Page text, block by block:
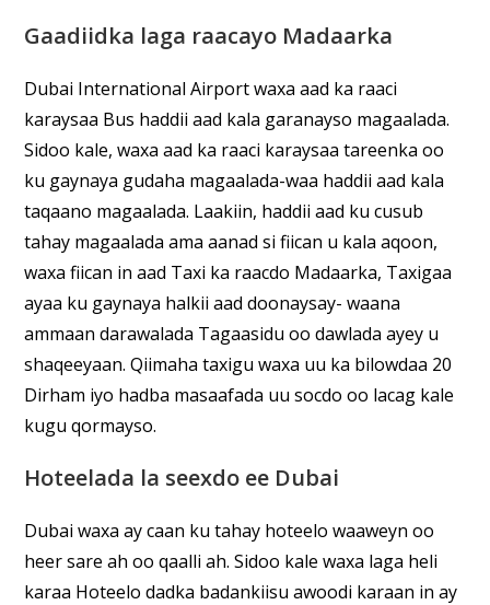
Gaadiidka laga raacayo Madaarka
Dubai International Airport waxa aad ka raaci
karaysaa Bus haddii aad kala garanayso magaalada.
Sidoo kale, waxa aad ka raaci karaysaa tareenka oo
ku gaynaya gudaha magaalada-waa haddii aad kala
taqaano magaalada. Laakiin, haddii aad ku cusub
tahay magaalada ama aanad si fiican u kala aqoon,
waxa fiican in aad Taxi ka raacdo Madaarka, Taxigaa
ayaa ku gaynaya halkii aad doonaysay- waana
ammaan darawalada Tagaasidu oo dawlada ayey u
shaqeeyaan. Qiimaha taxigu waxa uu ka bilowdaa 20
Dirham iyo hadba masaafada uu socdo oo lacag kale
kugu qormayso.
Hoteelada la seexdo ee Dubai
Dubai waxa ay caan ku tahay hoteelo waaweyn oo
heer sare ah oo qaalli ah. Sidoo kale waxa laga heli
karaa Hoteelo dadka badankiisu awoodi karaan in ay